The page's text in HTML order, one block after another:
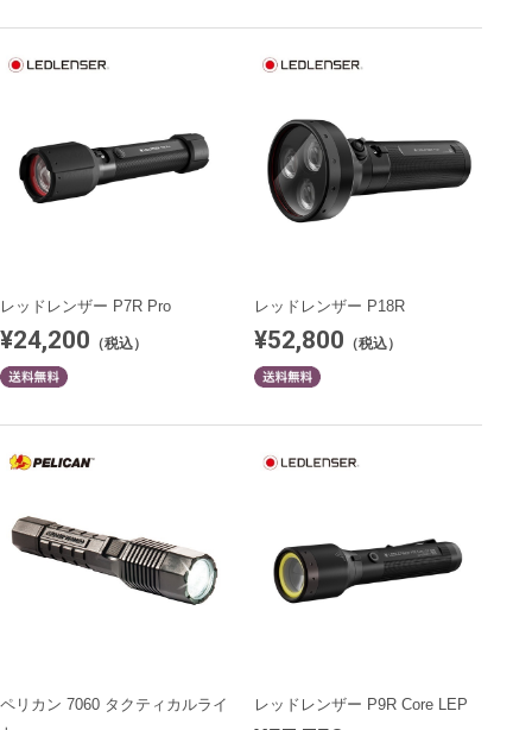
レッドレンザー P7R Pro
¥24,200 （税込）
レッドレンザー P18R
¥52,800 （税込）
ペリカン 7060 タクティカルライ
レッドレンザー P9R Core LEP